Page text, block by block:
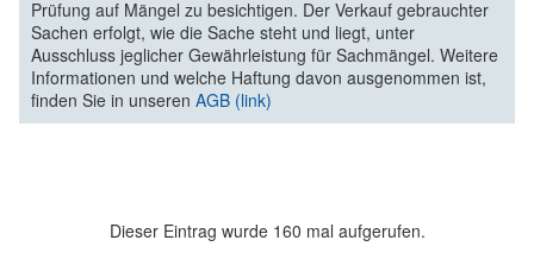
Prüfung auf Mängel zu besichtigen. Der Verkauf gebrauchter
Sachen erfolgt, wie die Sache steht und liegt, unter
Ausschluss jeglicher Gewährleistung für Sachmängel. Weitere
Informationen und welche Haftung davon ausgenommen ist,
finden Sie in unseren AGB (link)
Dieser Eintrag wurde 160 mal aufgerufen.